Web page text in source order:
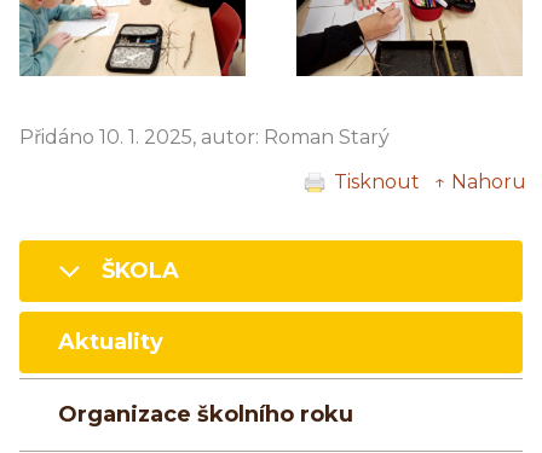
Přidáno 10. 1. 2025, autor: Roman Starý
Tisknout
↑ Nahoru
ŠKOLA
Aktuality
Organizace školního roku